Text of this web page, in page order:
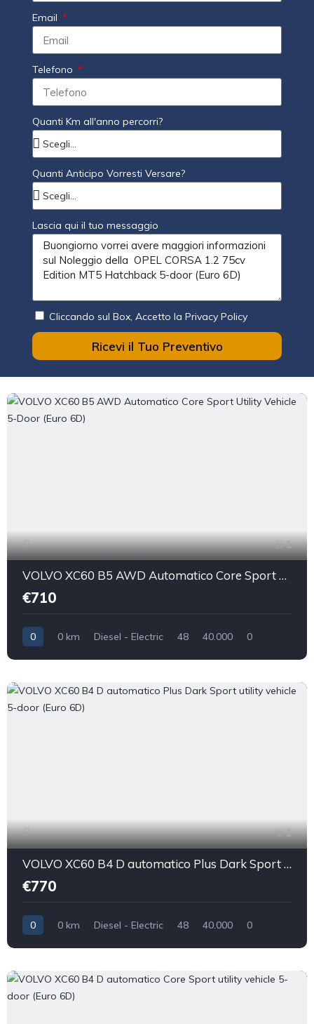
Email
Telefono
Quanti Km all'anno percorri?
Quanti Anticipo Vorresti Versare?
Lascia qui il tuo messaggio
Cliccando sul Box, Accetto la Privacy Policy
Ricevi il Tuo Preventivo
1
VOLVO XC60 B5 AWD Automatico Core Sport Utility Vehicle 5-Door (Euro 6D)
€710
0 0 km Diesel - Electric 48 40.000 0
1
VOLVO XC60 B4 D automatico Plus Dark Sport utility vehicle 5-door (Euro 6D)
€770
0 0 km Diesel - Electric 48 40.000 0